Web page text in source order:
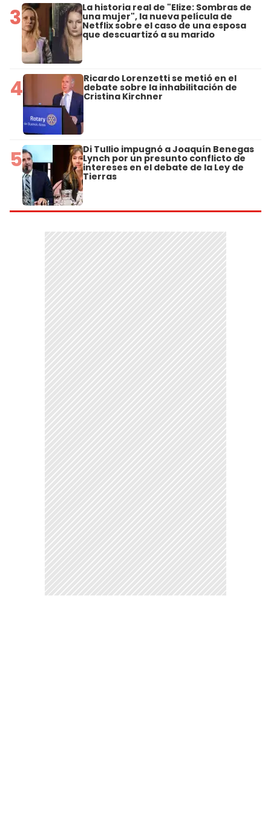
3 La historia real de "Elize: Sombras de
una mujer", la nueva película de
Netflix sobre el caso de una esposa
que descuartizó a su marido
4 Ricardo Lorenzetti se metió en el
debate sobre la inhabilitación de
Cristina Kirchner
5 Di Tullio impugnó a Joaquín Benegas
Lynch por un presunto conflicto de
intereses en el debate de la Ley de
Tierras